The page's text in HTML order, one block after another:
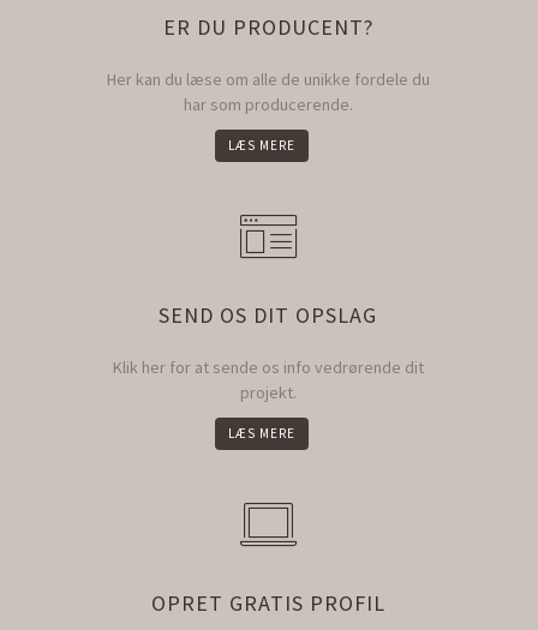
ER DU PRODUCENT?
Her kan du læse om alle de unikke fordele du
har som producerende.
LÆS MERE
SEND OS DIT OPSLAG
Klik her for at sende os info vedrørende dit
projekt.
LÆS MERE
OPRET GRATIS PROFIL